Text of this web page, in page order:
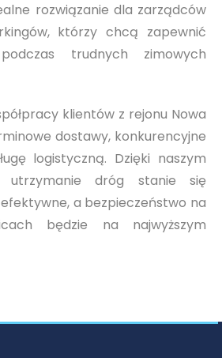
rozwiązanie dla zarządców
którzy chcą zapewnić
trudnych zimowych
klientów z rejonu Nowa
dostawy, konkurencyjne
logistyczną. Dzięki naszym
utrzymanie dróg stanie się
a bezpieczeństwo na
będzie na najwyższym